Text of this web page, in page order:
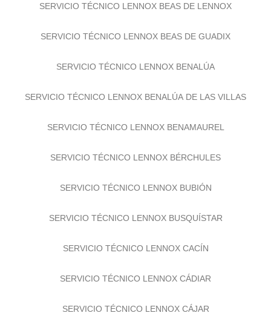
SERVICIO TÉCNICO LENNOX BEAS DE LENNOX
SERVICIO TÉCNICO LENNOX BEAS DE GUADIX
SERVICIO TÉCNICO LENNOX BENALÚA
SERVICIO TÉCNICO LENNOX BENALÚA DE LAS VILLAS
SERVICIO TÉCNICO LENNOX BENAMAUREL
SERVICIO TÉCNICO LENNOX BÉRCHULES
SERVICIO TÉCNICO LENNOX BUBIÓN
SERVICIO TÉCNICO LENNOX BUSQUÍSTAR
SERVICIO TÉCNICO LENNOX CACÍN
SERVICIO TÉCNICO LENNOX CÁDIAR
SERVICIO TÉCNICO LENNOX CÁJAR